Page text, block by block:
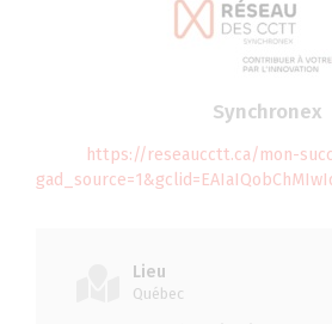
Synchronex
https://reseaucctt.ca/mon-
Lieu
Québec